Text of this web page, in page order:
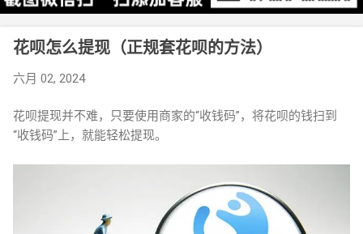
花呗怎么提现（正规套花呗的方法）
六月 02, 2024
花呗提现并不难，只要使用商家的“收钱码”，将花呗的钱扫到
“收钱码”上，就能轻松提现。